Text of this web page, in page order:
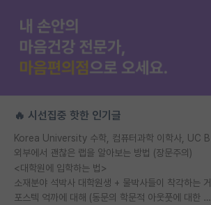
🔥 시선집중 핫한 인기글
외부에서 괜찮은 랩을 알아보는 방법 (장문주의)
<대학원에 입학하는 법>
소재분야 석박사 대학원생 + 물박사들이 착각하는 거
포스텍 억까에 대해 (동문의 학문적 아웃풋에 대한 반박)